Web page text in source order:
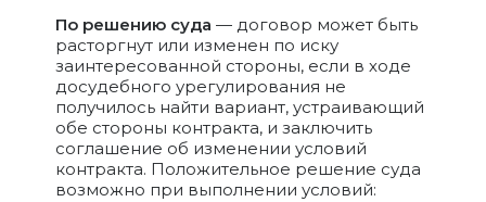
По решению суда — договор может быть
расторгнут или изменен по иску
заинтересованной стороны, если в ходе
досудебного урегулирования не
получилось найти вариант, устраивающий
обе стороны контракта, и заключить
соглашение об изменении условий
контракта. Положительное решение суда
возможно при выполнении условий: